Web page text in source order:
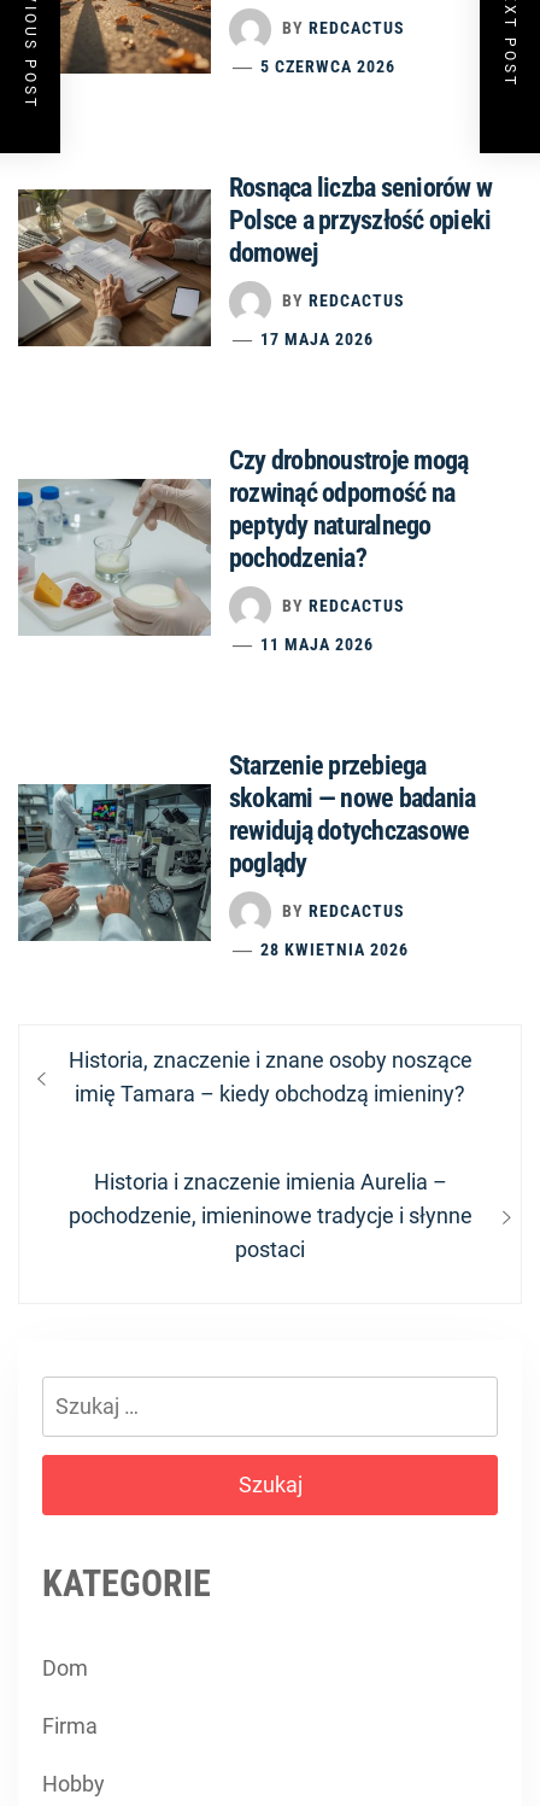
BY REDCACTUS
5 CZERWCA 2026
Rosnąca liczba seniorów w
Polsce a przyszłość opieki
domowej
BY REDCACTUS
17 MAJA 2026
Czy drobnoustroje mogą
rozwinąć odporność na
peptydy naturalnego
pochodzenia?
BY REDCACTUS
11 MAJA 2026
Starzenie przebiega
skokami — nowe badania
rewidują dotychczasowe
poglądy
BY REDCACTUS
28 KWIETNIA 2026
Nawigacja
wpisu
Previous
post:
Historia, znaczenie i znane osoby noszące
imię Tamara – kiedy obchodzą imieniny?
Next
post:
Historia i znaczenie imienia Aurelia –
pochodzenie, imieninowe tradycje i słynne
postaci
PREVIOUS POST NEXT POST
Szukaj:
KATEGORIE
Dom
Firma
Hobby